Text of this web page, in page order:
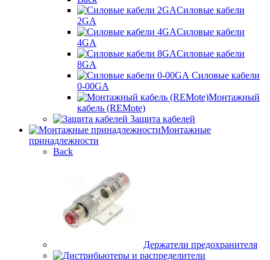
Силовые кабели
2GA
Силовые кабели
4GA
Силовые кабели
8GA
Силовые кабели
0-00GA
Монтажный
кабель (REMote)
Защита кабелей
Монтажные
принадлежности
Back
Держатели предохранителя